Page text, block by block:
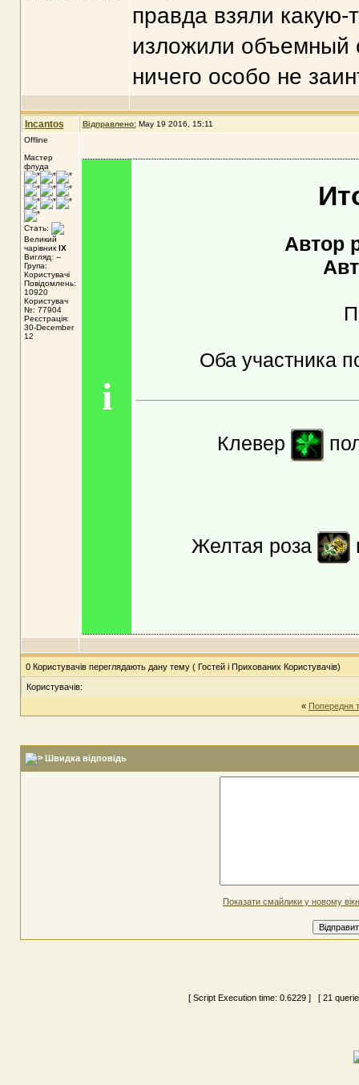
правда взяли какую-
изложили объемный
ничего особо не
Incantos Відправлено: May 19 2016, 15:11
Offline
Мастер
флуда
Стать:
Великий
чарівник IX
Вигляд: --
Група:
Користувачі
Повідомлень:
10920
Користувач
№: 77904
Реєстрація:
30-December
12
i
Автор
Оба участника
Клевер
Желтая роза
0 Користувачів переглядають дану тему ( Гостей і Прихованих Користувачів)
Користувачів:
« Попередня
Швидка відповідь
Показати смайлики у новому
[ Script Execution time: 0.6229 ] [ 21